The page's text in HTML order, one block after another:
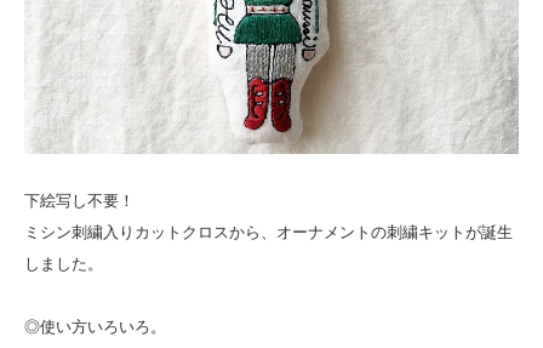
下絵写し不要！
ミシン刺繍入りカットクロスから、オーナメントの刺繍キットが誕生
しました。
◎使い方いろいろ。